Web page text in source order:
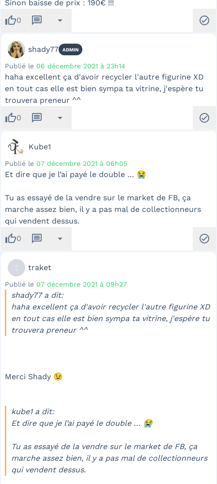
Sinon baisse de prix : 190€ !!!
thumb_up0 message arrow_drop_down check_circle
shady77 ADMIN
Publié le 06 décembre 2021 à 23h14
haha excellent ça d'avoir recycler l'autre figurine XD
en tout cas elle est bien sympa ta vitrine, j'espère tu
trouvera preneur ^^
thumb_up0 message arrow_drop_down check_circle
Kube1
Publié le 07 décembre 2021 à 06h05
Et dire que je l’ai payé le double … 😭
Tu as essayé de la vendre sur le market de FB, ça
marche assez bien, il y a pas mal de collectionneurs
qui vendent dessus.
thumb_up0 message arrow_drop_down check_circle
traket
Publié le 07 décembre 2021 à 09h27
shady77 a dit:
haha excellent ça d'avoir recycler l'autre figurine XD
en tout cas elle est bien sympa ta vitrine, j'espère tu
trouvera preneur ^^
Merci Shady 😉
kube1 a dit:
Et dire que je l’ai payé le double … 😭
Tu as essayé de la vendre sur le market de FB, ça
marche assez bien, il y a pas mal de collectionneurs
qui vendent dessus.